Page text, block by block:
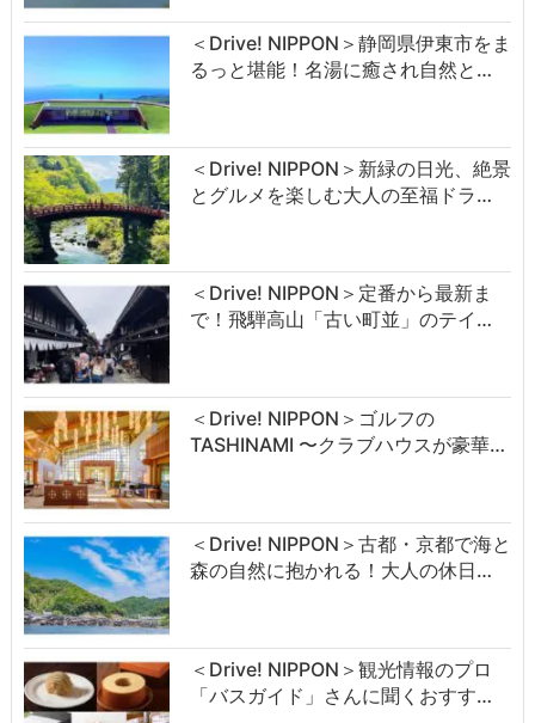
＜Drive! NIPPON＞静岡県伊東市をま
るっと堪能！名湯に癒され自然と…
＜Drive! NIPPON＞新緑の日光、絶景
とグルメを楽しむ大人の至福ドラ…
＜Drive! NIPPON＞定番から最新ま
で！飛騨高山「古い町並」のテイ…
＜Drive! NIPPON＞ゴルフの
TASHINAMI 〜クラブハウスが豪華…
＜Drive! NIPPON＞古都・京都で海と
森の自然に抱かれる！大人の休日…
＜Drive! NIPPON＞観光情報のプロ
「バスガイド」さんに聞くおすす…